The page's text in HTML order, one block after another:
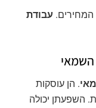
המחירים. עבודת
. הן עוסקות
השפעתן יכולה